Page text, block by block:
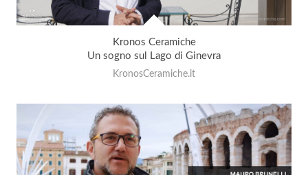
Kronos Ceramiche
Un sogno sul Lago di Ginevra
KronosCeramiche.it